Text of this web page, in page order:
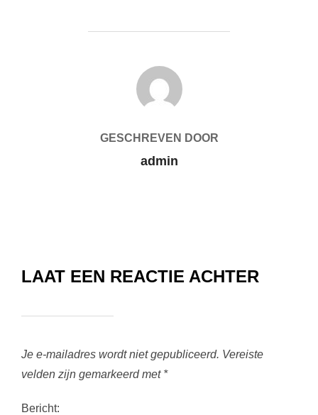
BERICHTAUTEUR
GESCHREVEN DOOR
admin
LAAT EEN REACTIE ACHTER
Je e-mailadres wordt niet gepubliceerd. Vereiste
velden zijn gemarkeerd met *
Bericht: